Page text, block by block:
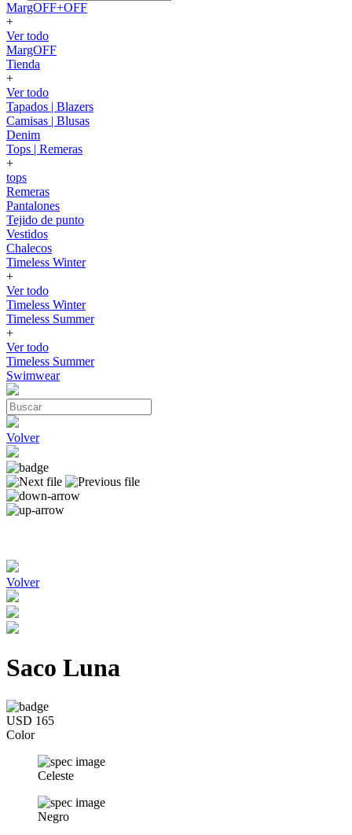
MargOFF+OFF
+
Ver todo
MargOFF
Tienda
+
Ver todo
Tapados | Blazers
Camisas | Blusas
Denim
Tops | Remeras
+
tops
Remeras
Pantalones
Tejido de punto
Vestidos
Chalecos
Timeless Winter
+
Ver todo
Timeless Winter
Timeless Summer
+
Ver todo
Timeless Summer
Swimwear
Volver
Volver
Saco Luna
USD 165
Color
Celeste
Negro